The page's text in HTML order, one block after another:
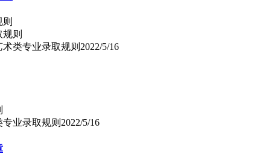
则
术类专业录取规则2022/5/16
专业录取规则2022/5/16